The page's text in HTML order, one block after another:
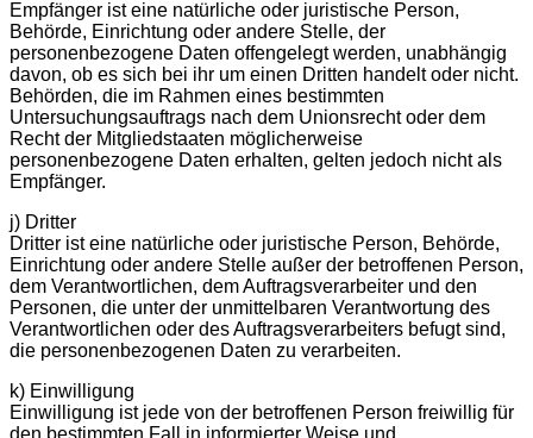
Empfänger ist eine natürliche oder juristische Person,
Behörde, Einrichtung oder andere Stelle, der
personenbezogene Daten offengelegt werden, unabhängig
davon, ob es sich bei ihr um einen Dritten handelt oder nicht.
Behörden, die im Rahmen eines bestimmten
Untersuchungsauftrags nach dem Unionsrecht oder dem
Recht der Mitgliedstaaten möglicherweise
personenbezogene Daten erhalten, gelten jedoch nicht als
Empfänger.
j) Dritter
Dritter ist eine natürliche oder juristische Person, Behörde,
Einrichtung oder andere Stelle außer der betroffenen Person,
dem Verantwortlichen, dem Auftragsverarbeiter und den
Personen, die unter der unmittelbaren Verantwortung des
Verantwortlichen oder des Auftragsverarbeiters befugt sind,
die personenbezogenen Daten zu verarbeiten.
k) Einwilligung
Einwilligung ist jede von der betroffenen Person freiwillig für